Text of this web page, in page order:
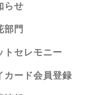
らせ
部門
トセレモニー
カード会員登録